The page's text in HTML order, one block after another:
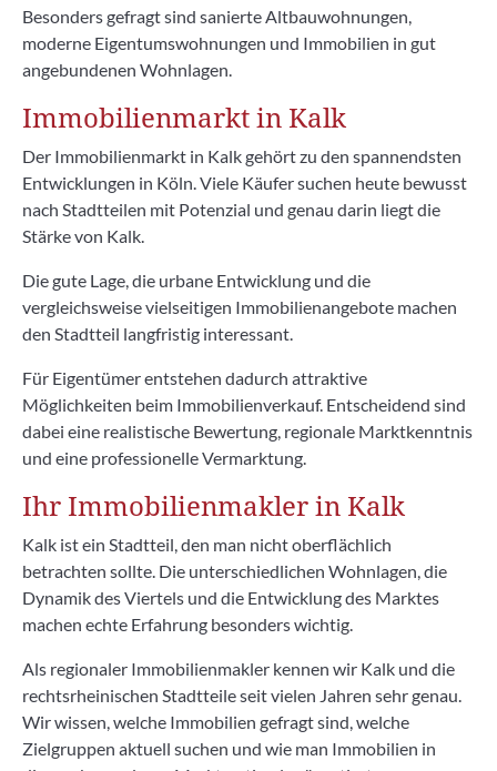
Besonders gefragt sind sanierte Altbauwohnungen,
moderne Eigentumswohnungen und Immobilien in gut
angebundenen Wohnlagen.
Immobilienmarkt in Kalk
Der Immobilienmarkt in Kalk gehört zu den spannendsten
Entwicklungen in Köln. Viele Käufer suchen heute bewusst
nach Stadtteilen mit Potenzial und genau darin liegt die
Stärke von Kalk.
Die gute Lage, die urbane Entwicklung und die
vergleichsweise vielseitigen Immobilienangebote machen
den Stadtteil langfristig interessant.
Für Eigentümer entstehen dadurch attraktive
Möglichkeiten beim Immobilienverkauf. Entscheidend sind
dabei eine realistische Bewertung, regionale Marktkenntnis
und eine professionelle Vermarktung.
Ihr Immobilienmakler in Kalk
Kalk ist ein Stadtteil, den man nicht oberflächlich
betrachten sollte. Die unterschiedlichen Wohnlagen, die
Dynamik des Viertels und die Entwicklung des Marktes
machen echte Erfahrung besonders wichtig.
Als regionaler Immobilienmakler kennen wir Kalk und die
rechtsrheinischen Stadtteile seit vielen Jahren sehr genau.
Wir wissen, welche Immobilien gefragt sind, welche
Zielgruppen aktuell suchen und wie man Immobilien in